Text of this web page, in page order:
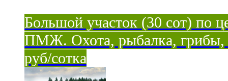
Большой участок (30 сот) по
ПМЖ. Охота, рыбалка, грибы,
руб/сотка